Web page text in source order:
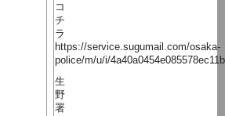
コ
チ
ラ
https://service.sugumail.com/osaka-
police/m/u/i/
生
野
署